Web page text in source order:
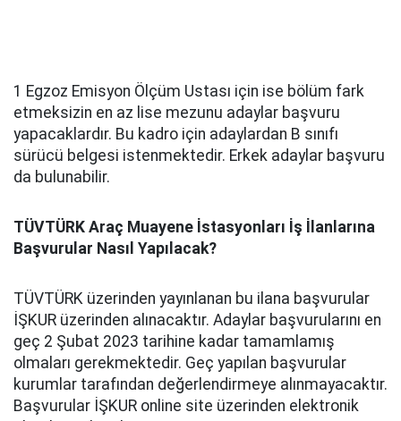
1 Egzoz Emisyon Ölçüm Ustası için ise bölüm fark
etmeksizin en az lise mezunu adaylar başvuru
yapacaklardır. Bu kadro için adaylardan B sınıfı
sürücü belgesi istenmektedir. Erkek adaylar başvuru
da bulunabilir.
TÜVTÜRK Araç Muayene İstasyonları İş İlanlarına
Başvurular Nasıl Yapılacak?
TÜVTÜRK üzerinden yayınlanan bu ilana başvurular
İŞKUR üzerinden alınacaktır. Adaylar başvurularını en
geç 2 Şubat 2023 tarihine kadar tamamlamış
olmaları gerekmektedir. Geç yapılan başvurular
kurumlar tarafından değerlendirmeye alınmayacaktır.
Başvurular İŞKUR online site üzerinden elektronik